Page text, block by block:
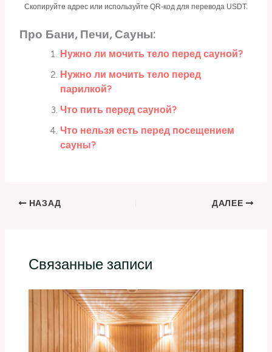
Скопируйте адрес или используйте QR-код для перевода USDT.
Про Бани, Печи, Сауны:
Нужно ли мочить тело перед сауной?
Нужно ли мочить тело перед
парилкой?
Что пить перед сауной?
Что нельзя есть перед посещением
сауны?
НАЗАД ДАЛЕЕ
Связанные записи